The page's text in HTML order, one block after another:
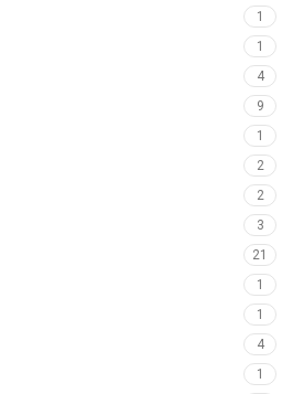
1
1
4
9
1
2
2
3
21
1
1
4
1